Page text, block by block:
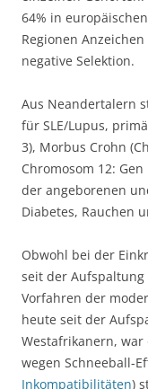
64% in
Regionen
negative Selektion.
Aus Neandertalern
für SLE/Lupus,
3), Morbus Crohn
Chromosom 12:
der angeborenen
Diabetes, Rauchen
Obwohl bei der
seit der
Vorfahren der
heute seit der
Westafrikanern,
wegen Schneeball-
Inkompatibilitäten)